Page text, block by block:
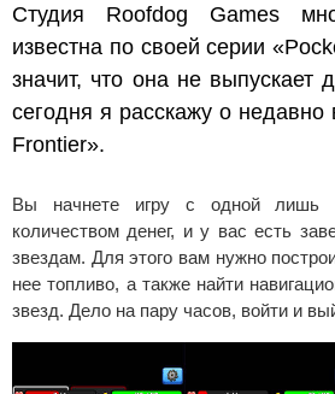
Студия Roofdog Games
известна по своей серии
значит, что она не выпускает
сегодня я расскажу о
Frontier».
Вы начнете игру с одной лишь
количеством денег, и у вас есть
звездам. Для этого вам нужно
нее топливо, а также найти
звезд. Дело на пару часов, войти и